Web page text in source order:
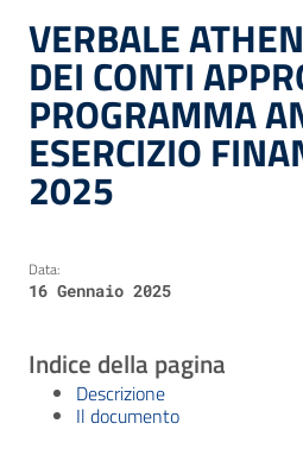
VERBALE
DEI CONTI
PROGRAMMA
ESERCIZIO
2025
Data:
16 Gennaio 2025
Indice della pagina
Descrizione
Il documento